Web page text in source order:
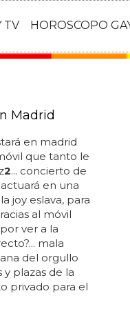
TV HOROSCOPO
Madrid
en madrid
que tanto le
2... concierto de
en una
joy eslava, para
al móvil
ver a la
mala
del orgullo
plazas de la
privado para el